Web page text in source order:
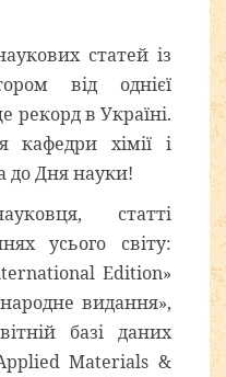
статей із
від однієї
рекорд в Україні.
кафедри хімії і
до Дня науки!
статті
усього світу:
Edition»
видання»,
базі даних
Materials &